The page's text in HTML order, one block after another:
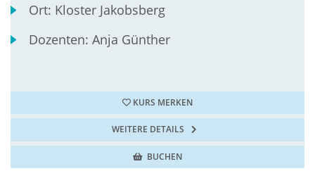
Ort: Kloster Jakobsberg
Dozenten:Anja Günther
KURS MERKEN
WEITERE DETAILS
BUCHEN